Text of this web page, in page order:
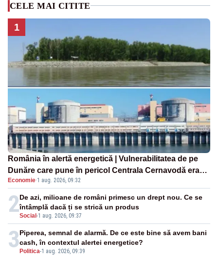
CELE MAI CITITE
1
România în alertă energetică | Vulnerabilitatea de pe
Dunăre care pune în pericol Centrala Cernavodă era
cunoscută de pe vremea lui Ceaușescu
Economie·1 aug. 2026, 09:32
2Social -1 aug. 2026, 09:37
De azi, milioane de români primesc un drept nou. Ce se
întâmplă dacă ți se strică un produs
3 Politica-1 aug. 2026, 09:39
Piperea, semnal de alarmă. De ce este bine să avem bani
cash, în contextul alertei energetice?